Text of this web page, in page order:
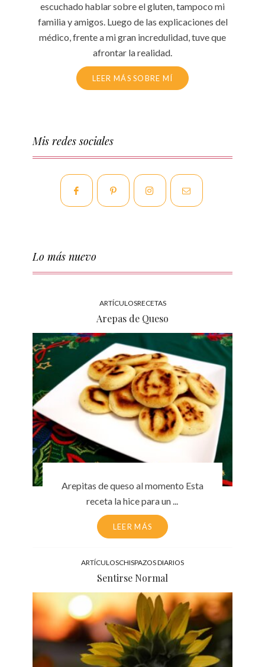
escuchado hablar sobre el gluten, tampoco mi
familia y amigos. Luego de las explicaciones del
médico, frente a mi gran incredulidad, tuve que
afrontar la realidad.
LEER MÁS SOBRE MÍ
Mis redes sociales
Lo más nuevo
ARTÍCULOSRECETAS
Arepas de Queso
Arepitas de queso al momento Esta
receta la hice para un ...
LEER MÁS
ARTÍCULOSCHISPAZOS DIARIOS
Sentirse Normal